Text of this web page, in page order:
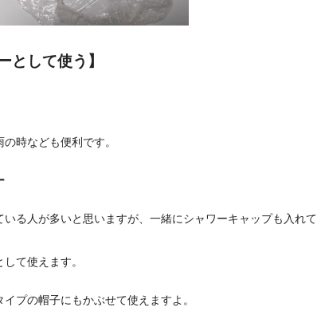
として使う】
時なども便利です。
る人が多いと思いますが、一緒にシャワーキャップも入れて
て使えます。
プの帽子にもかぶせて使えますよ。